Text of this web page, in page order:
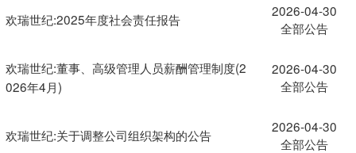
欢瑞世纪:2025年度社会责任报告
2026-04-30
全部公告
欢瑞世纪:董事、高级管理人员薪酬管理制度(2
026年4月)
2026-04-30
全部公告
欢瑞世纪:关于调整公司组织架构的公告
2026-04-30
全部公告